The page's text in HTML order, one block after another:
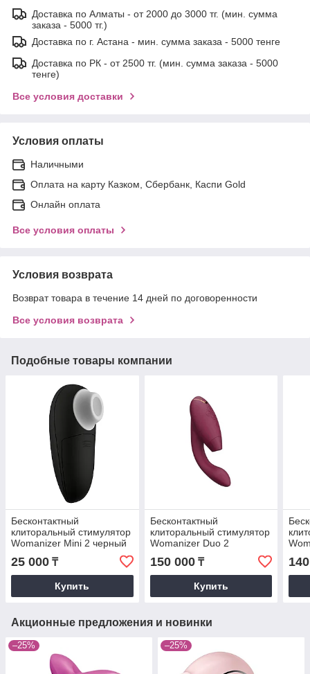
Доставка по Алматы - от 2000 до 3000 тг. (мин. сумма
заказа - 5000 тг.)
Доставка по г. Астана - мин. сумма заказа - 5000 тенге
Доставка по РК - от 2500 тг. (мин. сумма заказа - 5000
тенге)
Все условия доставки
Условия оплаты
Наличными
Оплата на карту Казком, Сбербанк, Каспи Gold
Онлайн оплата
Все условия оплаты
Условия возврата
Возврат товара в течение 14 дней по договоренности
Все условия возврата
Подобные товары компании
Бесконтактный
клиторальный стимулятор
Womanizer Mini 2 черный
25 000 ₸
Купить
Бесконтактный
клиторальный стимулятор
Womanizer Duo 2
150 000₸
Купить
Акционные предложения и новинки
–25% –25%